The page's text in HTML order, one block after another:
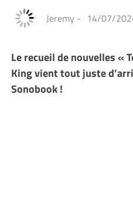
Jeremy - 14/07/
Le recueil de nouvelles «
King vient tout juste
Sonobook !